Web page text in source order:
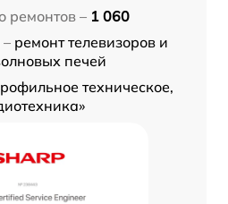
ремонтов – 1 060
ремонт телевизоров и
печей
техническое,